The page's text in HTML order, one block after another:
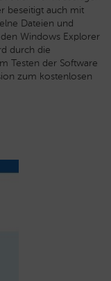
beseitigt auch mit
Dateien und
Windows Explorer
durch die
Testen der Software
zum kostenlosen